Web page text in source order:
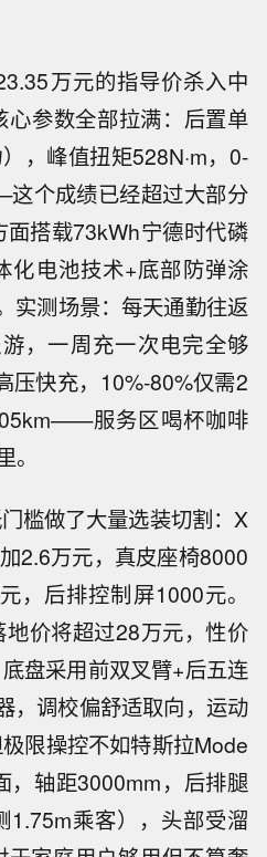
万元的指导价杀入中
参数全部拉满：后置单
，峰值扭矩528N·m，0-
个成绩已经超过大部分
搭载73kWh宁德时代磷
化电池技术+底部防弹涂
实测场景：每天通勤往返
，一周充一次电完全够
压快充，10%-80%仅需2
服务区喝杯咖啡
槛做了大量选装切割：X
2.6万元，真皮座椅8000
，后排控制屏1000元。
价将超过28万元，性价
盘采用前双叉臂+后五连
，调校偏舒适取向，运动
限操控不如特斯拉Mode
，轴距3000mm，后排腿
1.75m乘客），头部受溜